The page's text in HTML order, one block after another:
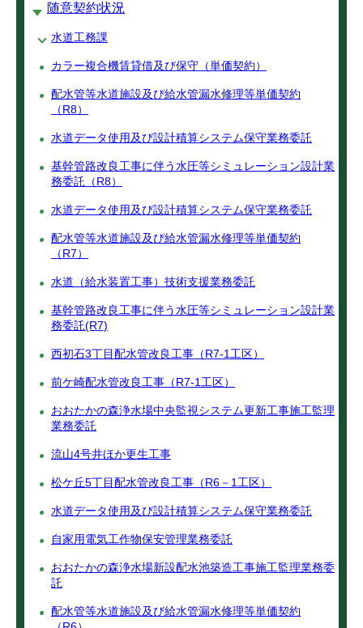
随意契約状況
水道工務課
カラー複合機賃貸借及び保守（単価契約）
配水管等水道施設及び給水管漏水修理等単価契約
（R8）
水道データ使用及び設計積算システム保守業務委託
基幹管路改良工事に伴う水圧等シミュレーション設計業
務委託（R8）
水道データ使用及び設計積算システム保守業務委託
配水管等水道施設及び給水管漏水修理等単価契約
（R7）
水道（給水装置工事）技術支援業務委託
基幹管路改良工事に伴う水圧等シミュレーション設計業
務委託(R7)
西初石3丁目配水管改良工事（R7-1工区）
前ケ崎配水管改良工事（R7-1工区）
おおたかの森浄水場中央監視システム更新工事施工監理
業務委託
流山4号井ほか更生工事
松ケ丘5丁目配水管改良工事（R6－1工区）
水道データ使用及び設計積算システム保守業務委託
自家用電気工作物保安管理業務委託
おおたかの森浄水場新設配水池築造工事施工監理業務委
託
配水管等水道施設及び給水管漏水修理等単価契約